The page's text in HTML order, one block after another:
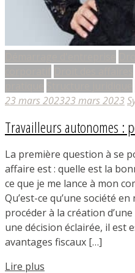
23 mars 202323 mars 2023
Travailleurs autonomes :
La première question à se
affaire est : quelle est la
ce que je me lance à mon
Qu’est-ce qu’une société
procéder à la création
une décision éclairée, il est
avantages fiscaux […]
Lire plus